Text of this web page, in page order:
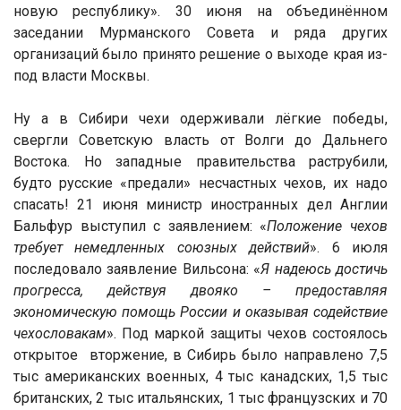
новую республику». 30 июня на объединённом
заседании Мурманского Совета и ряда других
организаций было принято решение о выходе края из-
под власти Москвы.
Ну а в Сибири чехи одерживали лёгкие победы,
свергли Советскую власть от Волги до Дальнего
Востока. Но западные правительства раструбили,
будто русские «предали» несчастных чехов, их надо
спасать! 21 июня министр иностранных дел Англии
Бальфур выступил с заявлением: «Положение чехов
требует немедленных союзных действий». 6 июля
последовало заявление Вильсона: «Я надеюсь достичь
прогресса, действуя двояко – предоставляя
экономическую помощь России и оказывая содействие
чехословакам». Под маркой защиты чехов состоялось
открытое вторжение, в Сибирь было направлено 7,5
тыс американских военных, 4 тыс канадских, 1,5 тыс
британских, 2 тыс итальянских, 1 тыс французских и 70